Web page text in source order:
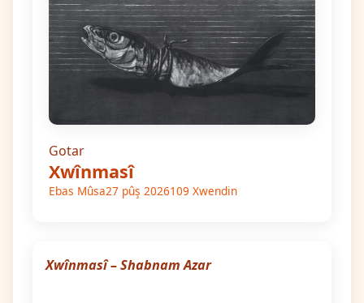
Gotar
Xwînmasî
Ebas Mûsa27 pûş 2026109 Xwendin
Xwînmasî – Shabnam Azar